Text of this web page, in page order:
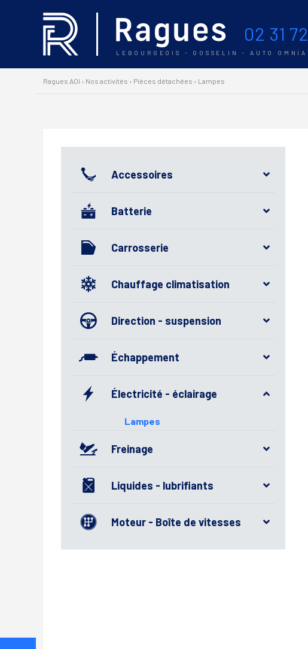
02 31
LEBOURGEOIS - GOSSELIN - AUTO
Ragues AOI › Nos activités › Pièces détachées › Lampes
Accessoires
Batterie
Carrosserie
Chauffage climatisation
Direction - suspension
Échappement
Électricité - éclairage
Lampes
Freinage
Liquides - lubrifiants
Moteur - Boîte de vitesses